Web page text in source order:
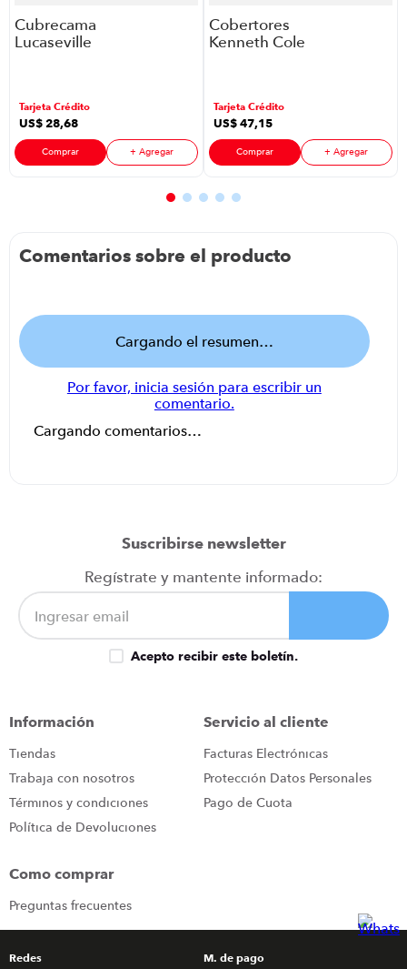
Cubrecama
Lucaseville
Plazas Color
Azul
Tarjeta Crédito
US$28,68
Comprar + Agregar
Cobertores
Kenneth Cole
Tarjeta Crédito
US$47,15
Comprar + Agregar
Comentarios sobre el producto
Cargando el resumen…
Por favor, inicia sesión para escribir un
comentario.
Cargando comentarios…
Suscribirse newsletter
Regístrate y mantente informado:
Acepto recibir este boletín.
Información
Tiendas
Trabaja con nosotros
Términos y condiciones
Política de Devoluciones
Servicio al cliente
Facturas Electrónicas
Protección Datos Personales
Pago de Cuota
Como comprar
Preguntas frecuentes
Redes M. de pago